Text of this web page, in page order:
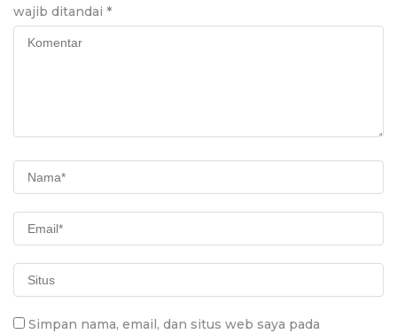
wajib ditandai *
Simpan nama, email, dan situs web saya pada